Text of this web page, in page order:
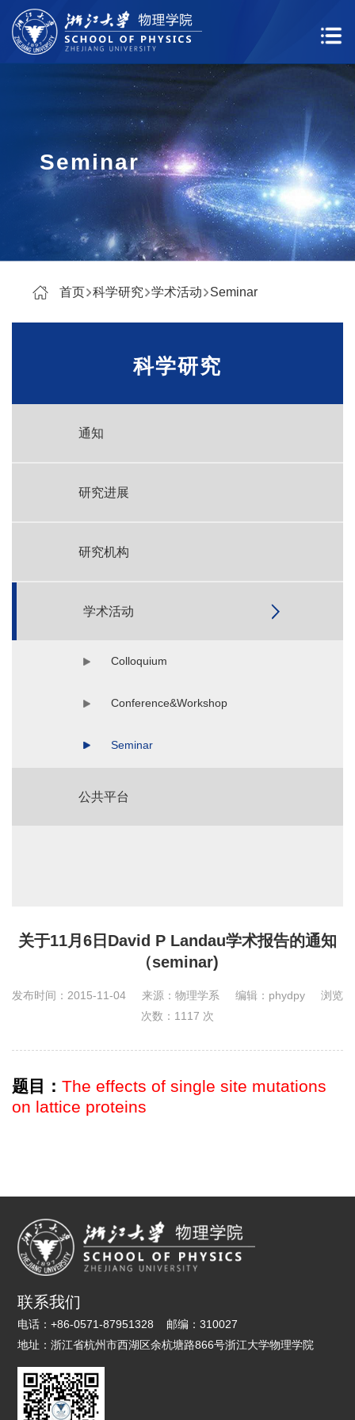
Seminar
首页 科学研究 学术活动 Seminar
科学研究
通知
研究进展
研究机构
学术活动
Colloquium
Conference&Workshop
Seminar
公共平台
关于11月6日David P Landau学术报告的通知
（seminar)
发布时间：2015-11-04 来源：物理学系 编辑：phydpy
浏览
次数： 1117 次
题目： The effects of single site mutations
on lattice proteins
联系我们
电话：+86-0571-87951328 邮编：310027
地址：浙江省杭州市西湖区余杭塘路866号浙江大学物理学院